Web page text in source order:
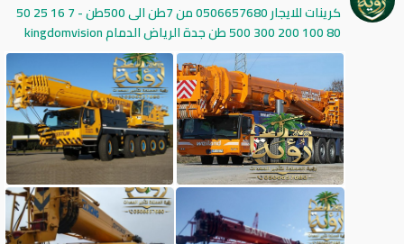
كرينات للايجار 0506657680 من 7طن الى 500طن - 7 16 25 50
80 100 200 300 500 طن جدة الرياض الدمام kingdomvision